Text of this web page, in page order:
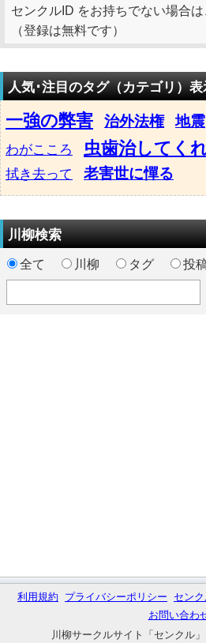
センクルID をお持ちでない場合は
（登録は無料です）
人気･注目のタグ（カテゴリ）表
一強の弊害 治外法権 地震
わがこころ
虫歯治してく
拭き去って 老害世に憚る
川柳検索
全て 川柳 タグ 投
利用規約 プライバシーポリシー セン
お問い合わ
川柳サークルサイト「センクル